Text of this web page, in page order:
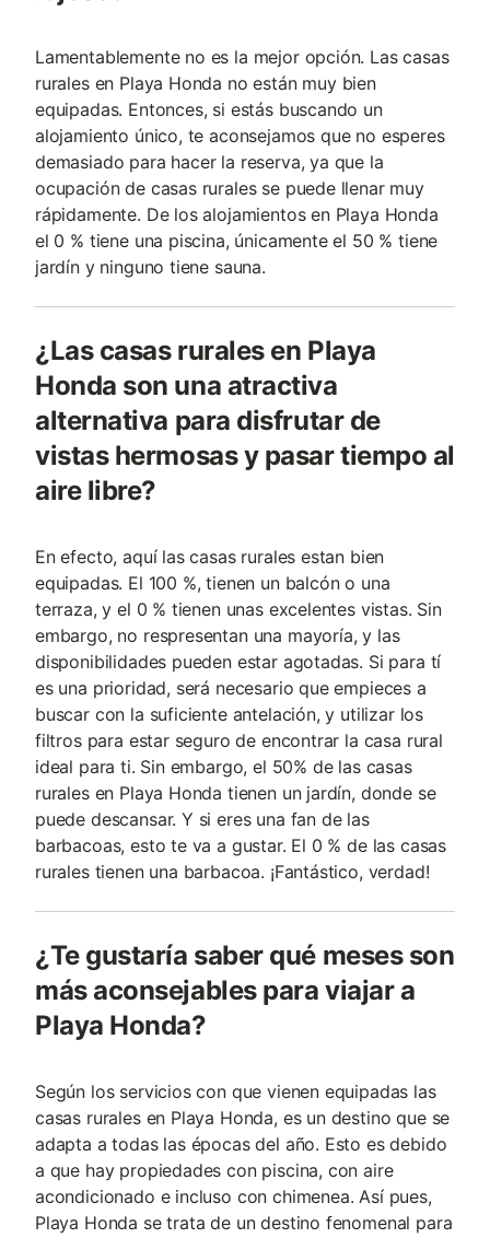
Lamentablemente no es la mejor opción. Las casas
rurales en Playa Honda no están muy bien
equipadas. Entonces, si estás buscando un
alojamiento único, te aconsejamos que no esperes
demasiado para hacer la reserva, ya que la
ocupación de casas rurales se puede llenar muy
rápidamente. De los alojamientos en Playa Honda
el 0 % tiene una piscina, únicamente el 50 % tiene
jardín y ninguno tiene sauna.
¿Las casas rurales en Playa
Honda son una atractiva
alternativa para disfrutar de
vistas hermosas y pasar tiempo al
aire libre?
En efecto, aquí las casas rurales estan bien
equipadas. El 100 %, tienen un balcón o una
terraza, y el 0 % tienen unas excelentes vistas. Sin
embargo, no respresentan una mayoría, y las
disponibilidades pueden estar agotadas. Si para tí
es una prioridad, será necesario que empieces a
buscar con la suficiente antelación, y utilizar los
filtros para estar seguro de encontrar la casa rural
ideal para ti. Sin embargo, el 50% de las casas
rurales en Playa Honda tienen un jardín, donde se
puede descansar. Y si eres una fan de las
barbacoas, esto te va a gustar. El 0 % de las casas
rurales tienen una barbacoa. ¡Fantástico, verdad!
¿Te gustaría saber qué meses son
más aconsejables para viajar a
Playa Honda?
Según los servicios con que vienen equipadas las
casas rurales en Playa Honda, es un destino que se
adapta a todas las épocas del año. Esto es debido
a que hay propiedades con piscina, con aire
acondicionado e incluso con chimenea. Así pues,
Playa Honda se trata de un destino fenomenal para